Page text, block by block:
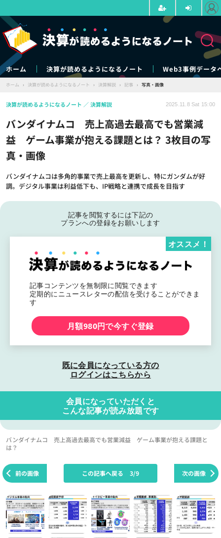
ホーム 決算が読めるようになるノート Web3事例データ
ホーム › 決算が読めるようになるノート › 決算解説 › 記事 › 写真・画像
バンダイナムコ 売上高過去最高でも営業減
益 ゲーム事業が抱える課題とは？ 3枚目の写
真・画像
バンダイナムコは多角的事業で売上最高を更新し、特にガンダムが好
調。デジタル事業は利益低下も、IP戦略と連携で成長を目指す
決算が読めるようになるノート 決算解説 2025.11.8 Sat 15:00
記事を閲覧するには下記の
プランへの登録をお願いします
記事コンテンツを無制限に閲覧できます
定期的にニュースレターの配信を受けることができま
す
オススメ！
月額980円で今すぐ登録
既に会員になっている方の
ログインはこちらから
会員になっていただくと
こんな記事が読み放題です
バンダイナムコ 売上高過去最高でも営業減益 ゲーム事業が抱える課題と
は？
前の画像 次の画像
この記事へ戻る 3/9